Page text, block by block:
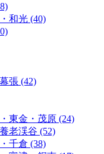
和光 (40)
張 (42)
東金・茂原 (24)
老渓谷 (52)
千倉 (38)